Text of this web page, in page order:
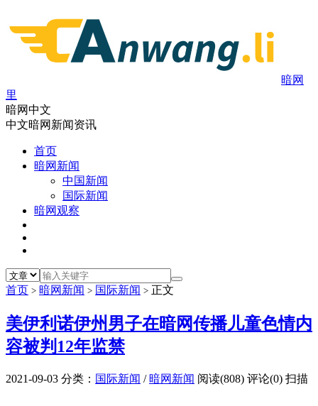
暗网
里
暗网中文
中文暗网新闻资讯
首页
暗网新闻
中国新闻
国际新闻
暗网观察
首页 > 暗网新闻 > 国际新闻 > 正文
美伊利诺伊州男子在暗网传播儿童色情内
容被判12年监禁
2021-09-03 分类： 国际新闻 / 暗网新闻 阅读(808) 评论(0) 扫描